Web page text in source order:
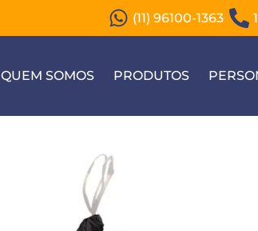
(11) 96100-1363
QUEM SOMOS PRODUTOS